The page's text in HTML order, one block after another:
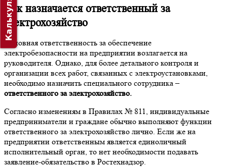
Как назначается ответственный за
электрохозяйство
Основная ответственность за обеспечение
электробезопасности на предприятии возлагается на
руководителя. Однако, для более детального контроля и
организации всех работ, связанных с электроустановками,
необходимо назначить специального сотрудника –
ответственного за электрохозяйство.
Согласно изменениям в Правилах № 811, индивидуальные
предприниматели и граждане обычно выполняют функции
ответственного за электрохозяйство лично. Если же на
предприятии ответственным является единоличный
исполнительный орган, то нет необходимости подавать
заявление-обязательство в Ростехнадзор.